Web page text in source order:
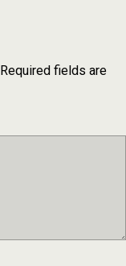
Required fields are